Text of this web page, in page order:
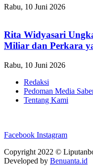
Rabu, 10 Juni 2026
Rita Widyasari
Miliar dan Perkara
Rabu, 10 Juni 2026
Redaksi
Pedoman Media
Tentang Kami
Facebook Instagram
Copyright 2022 ©
Developed by Benuanta.id